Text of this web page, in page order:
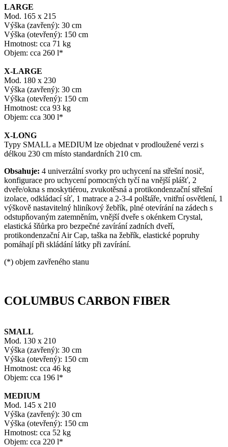
LARGE
Mod. 165 x 215
Výška (zavřený): 30 cm
Výška (otevřený): 150 cm
Hmotnost: cca 71 kg
Objem: cca 260 l*
X-LARGE
Mod. 180 x 230
Výška (zavřený): 30 cm
Výška (otevřený): 150 cm
Hmotnost: cca 93 kg
Objem: cca 300 l*
X-LONG
Typy SMALL a MEDIUM lze objednat v prodloužené verzi s
délkou 230 cm místo standardních 210 cm.
Obsahuje: 4 univerzální svorky pro uchycení na střešní nosič,
konfigurace pro uchycení pomocných tyčí na vnější plášť, 2
dveře/okna s moskytiérou, zvukotěsná a protikondenzační střešní
izolace, odkládací síť, 1 matrace a 2-3-4 polštáře, vnitřní osvětlení, 1
výškově nastavitelný hliníkový žebřík, plné otevírání na zádech s
odstupňovaným zatemněním, vnější dveře s okénkem Crystal,
elastická šňůrka pro bezpečné zavírání zadních dveří,
protikondenzační Air Cap, taška na žebřík, elastické popruhy
pomáhají při skládání látky při zavírání.
(*) objem zavřeného stanu
COLUMBUS CARBON FIBER
SMALL
Mod. 130 x 210
Výška (zavřený): 30 cm
Výška (otevřený): 150 cm
Hmotnost: cca 46 kg
Objem: cca 196 l*
MEDIUM
Mod. 145 x 210
Výška (zavřený): 30 cm
Výška (otevřený): 150 cm
Hmotnost: cca 52 kg
Objem: cca 220 l*